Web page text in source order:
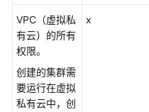
VPC（虚拟私
有云）的所有
权限。
创建的集群需
要运行在虚拟
私有云中，创
x